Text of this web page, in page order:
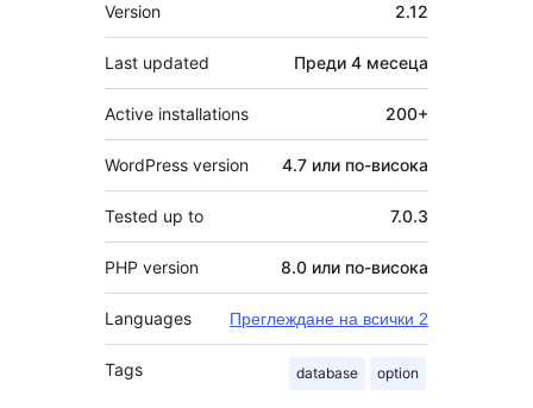
Version 2.12
Last updated Преди 4 месеца
Active installations 200+
WordPress version 4.7 или по-висока
Tested up to 7.0.3
PHP version 8.0 или по-висока
Languages Преглеждане на всички 2
Tags database option